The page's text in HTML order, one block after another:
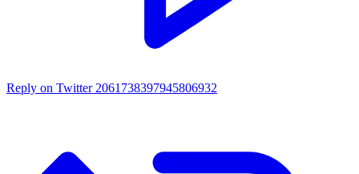
Reply on Twitter 2061738397945806932